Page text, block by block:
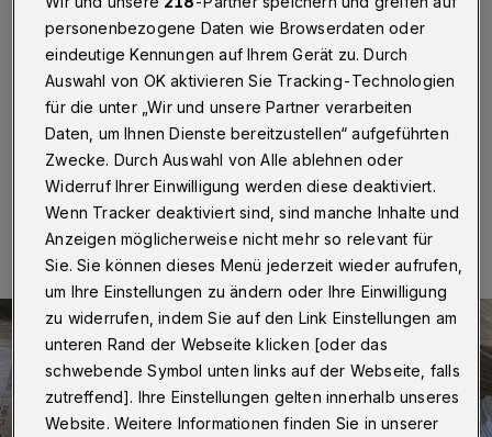
Wuppertal·Es dauert nicht mehr lange – mit kurzer
Verspätung ist es am kommenden Mittwoch (30.
September 2020) soweit: Dann erscheint die neue
Ausgabe des Top Magazin Wuppertal mit vielen bunten
Geschichten aus der Stadt.
Eine Minute Lesezeit
personenbezogene Daten wie Browserdaten oder
eindeutige Kennungen auf Ihrem Gerät zu. Durch
Auswahl von OK aktivieren Sie Tracking-Technologien
für die unter „Wir und unsere Partner verarbeiten
Daten, um Ihnen Dienste bereitzustellen“ aufgeführten
Zwecke. Durch Auswahl von Alle ablehnen oder
Widerruf Ihrer Einwilligung werden diese deaktiviert.
Wenn Tracker deaktiviert sind, sind manche Inhalte und
Anzeigen möglicherweise nicht mehr so relevant für
Sie. Sie können dieses Menü jederzeit wieder aufrufen,
um Ihre Einstellungen zu ändern oder Ihre Einwilligung
zu widerrufen, indem Sie auf den Link Einstellungen am
unteren Rand der Webseite klicken [oder das
schwebende Symbol unten links auf der Webseite, falls
zutreffend]. Ihre Einstellungen gelten innerhalb unseres
Website. Weitere Informationen finden Sie in unserer